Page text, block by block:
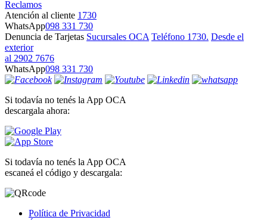
Reclamos
Atención al cliente 1730
WhatsApp098 331 730
Denuncia de Tarjetas Sucursales OCA Teléfono 1730. Desde el
exterior
al 2902 7676
WhatsApp098 331 730
Si todavía no tenés la App OCA
descargala ahora:
Si todavía no tenés la App OCA
escaneá el código y descargala:
Política de Privacidad